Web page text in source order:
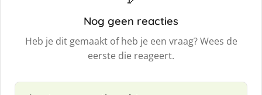
Nog geen reacties
Heb je dit gemaakt of heb je een vraag? Wees de
eerste die reageert.